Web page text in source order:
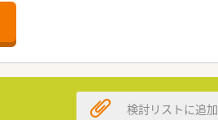
ど様々な店舗を運営しています
の51店舗設置しています
とりが働きやすい環境が整備されて
検討リストに追加